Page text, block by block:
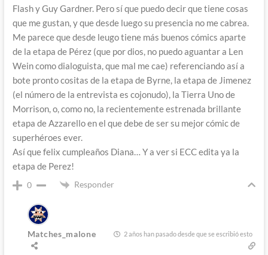
Flash y Guy Gardner. Pero sí que puedo decir que tiene cosas
que me gustan, y que desde luego su presencia no me cabrea.
Me parece que desde leugo tiene más buenos cómics aparte
de la etapa de Pérez (que por dios, no puedo aguantar a Len
Wein como dialoguista, que mal me cae) referenciando así a
bote pronto cositas de la etapa de Byrne, la etapa de Jimenez
(el número de la entrevista es cojonudo), la Tierra Uno de
Morrison, o, como no, la recientemente estrenada brillante
etapa de Azzarello en el que debe de ser su mejor cómic de
superhéroes ever.
Así que felix cumpleaños Diana… Y a ver si ECC edita ya la
etapa de Perez!
0 Responder
Matches_malone 2 años han pasado desde que se escribió esto